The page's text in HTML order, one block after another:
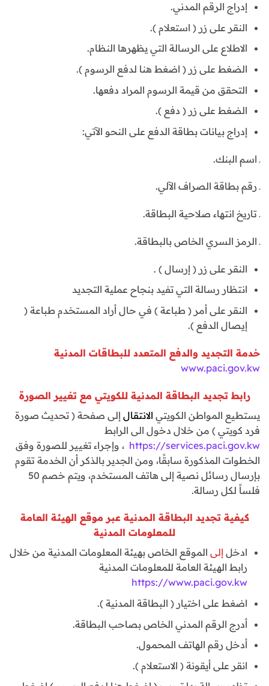
إدراج الرقم المدني.
النقر على زر ( استعلام ).
الاطلاع على الرسالة التي يظهرها النظام.
الضغط على زر ( اضغط هنا لدفع الرسوم ).
التحقق من قيمة الرسوم المراد دفعها.
الضغط على زر ( دفع ).
إدراج بيانات بطاقة الدفع على النحو الآتي:
ـ اسم البنك.
ـ رقم بطاقة الصراف الآلي.
ـ تاريخ انتهاء صلاحية البطاقة.
ـ الرمز السري الخاص بالبطاقة.
النقر على زر ( إرسال ) .
انتظار رسالة التي تفيد بنجاح عملية التجديد
النقر على أمر ( طباعة ) في حال أراد المستخدم طباعة (
إيصال الدفع ).
خدمة التجديد والدفع المتعدد للبطاقات المدنية
www.paci.gov.kw
رابط تجديد البطاقة المدنية للكويتي مع تغيير الصورة
يستطيع المواطن الكويتي الانتقال إلى صفحة ( تحديث صورة
فرد كويتي ) من خلال دخول الى الرابط
https://services.paci.gov.kw ، وإجراء تغيير للصورة وفق
الخطوات المذكورة سابقًا، ومن الجدير بالذكر أن الخدمة تقوم
بإرسال رسائل نصية إلى هاتف المستخدم، ويتم خصم 50
فلساً لكل رسالة.
كيفية تجديد البطاقة المدنية عبر موقع الهيئة العامة
للمعلومات المدنية
ادخل إلىالموقع الخاص بهيئة المعلومات المدنية من خلال
رابط الهيئة العامة للمعلومات المدنية
https://www.paci.gov.kw
اضغط على اختيار ( البطاقة المدنية ).
أدرج الرقم المدني الخاص بصاحب البطاقة.
أدخل رقم الهاتف المحمول.
انقر على أيقونة ( الاستعلام ).